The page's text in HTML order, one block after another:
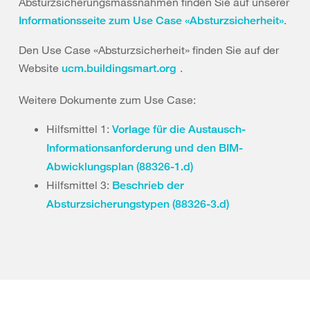
Informationsseite zum Use Case «Absturzsicherheit».
Den Use Case «Absturzsicherheit» finden Sie auf der
Website ucm.buildingsmart.org .
Weitere Dokumente zum Use Case:
Hilfsmittel 1: Vorlage für die Austausch-
Informationsanforderung und den BIM-
Abwicklungsplan (88326-1.d)
Hilfsmittel 3: Beschrieb der
Absturzsicherungstypen (88326-3.d)